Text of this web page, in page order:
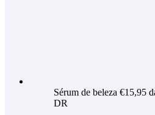
Sérum de beleza €15,95
DR